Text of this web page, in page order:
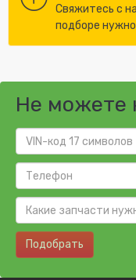
Cвяжитесь с
подборе
Не можете
Подобрать